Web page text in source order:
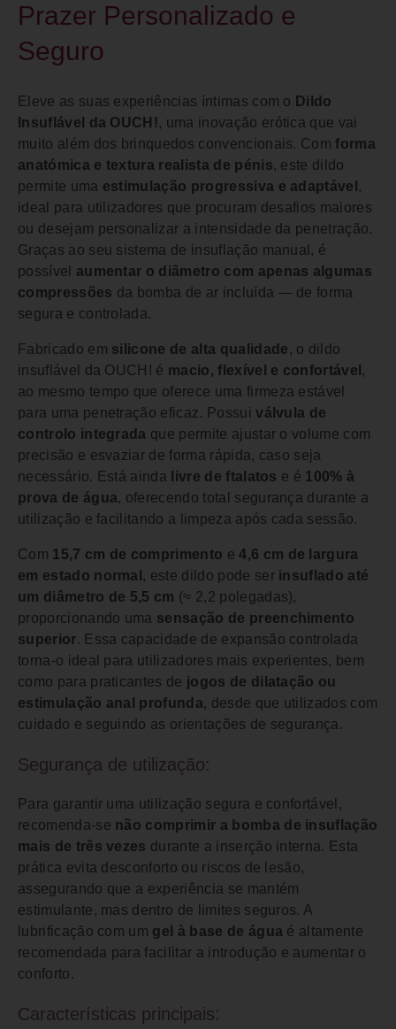
Prazer Personalizado e
Seguro
Eleve as suas experiências íntimas com o Dildo
Insuflável da OUCH!, uma inovação erótica que vai
muito além dos brinquedos convencionais. Comforma
anatómica e textura realista de pénis, este dildo
permite uma estimulação progressiva e adaptável ,
ideal para utilizadores que procuram desafios maiores
ou desejam personalizar a intensidade da penetração.
Graças ao seu sistema de insuflação manual, é
possível aumentar o diâmetro com apenas algumas
compressões da bomba de ar incluída — de forma
segura e controlada.
Fabricado em silicone de alta qualidade , o dildo
insuflável da OUCH! é macio, flexível e confortável ,
ao mesmo tempo que oferece uma firmeza estável
para uma penetração eficaz. Possuiválvula de
controlo integrada que permite ajustar o volume com
precisão e esvaziar de forma rápida, caso seja
necessário. Está ainda
livre de ftalatos e é 100% à
prova de água, oferecendo total segurança durante a
utilização e facilitando a limpeza após cada sessão.
Com 15,7 cm de comprimento e4,6 cm de largura
em estado normal , este dildo pode ser insuflado até
um diâmetro de 5,5 cm (≈ 2,2 polegadas),
proporcionando uma sensação de preenchimento
superior. Essa capacidade de expansão controlada
torna-o ideal para utilizadores mais experientes, bem
como para praticantes de jogos de dilatação ou
estimulação anal profunda, desde que utilizados com
cuidado e seguindo as orientações de segurança.
Segurança de utilização:
Para garantir uma utilização segura e confortável,
recomenda-se não comprimir a bomba de insuflação
mais de três vezes durante a inserção interna. Esta
prática evita desconforto ou riscos de lesão,
assegurando que a experiência se mantém
estimulante, mas dentro de limites seguros. A
lubrificação com um gel à base de água é altamente
recomendada para facilitar a introdução e aumentar o
conforto.
Características principais: